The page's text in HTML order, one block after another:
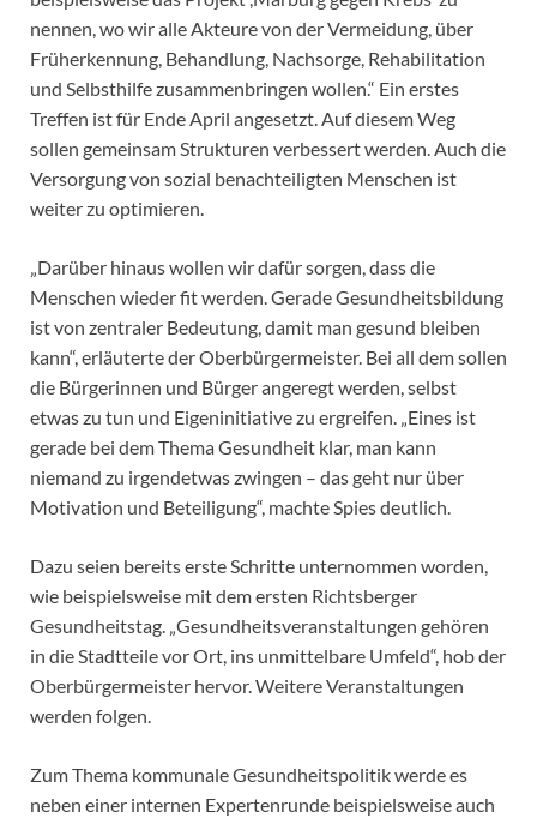
nennen, wo wir alle Akteure von der Vermeidung, über
Früherkennung, Behandlung, Nachsorge, Rehabilitation
und Selbsthilfe zusammenbringen wollen.“ Ein erstes
Treffen ist für Ende April angesetzt. Auf diesem Weg
sollen gemeinsam Strukturen verbessert werden. Auch die
Versorgung von sozial benachteiligten Menschen ist
weiter zu optimieren.
„Darüber hinaus wollen wir dafür sorgen, dass die
Menschen wieder fit werden. Gerade Gesundheitsbildung
ist von zentraler Bedeutung, damit man gesund bleiben
kann“, erläuterte der Oberbürgermeister. Bei all dem sollen
die Bürgerinnen und Bürger angeregt werden, selbst
etwas zu tun und Eigeninitiative zu ergreifen. „Eines ist
gerade bei dem Thema Gesundheit klar, man kann
niemand zu irgendetwas zwingen – das geht nur über
Motivation und Beteiligung“, machte Spies deutlich.
Dazu seien bereits erste Schritte unternommen worden,
wie beispielsweise mit dem ersten Richtsberger
Gesundheitstag. „Gesundheitsveranstaltungen gehören
in die Stadtteile vor Ort, ins unmittelbare Umfeld“, hob der
Oberbürgermeister hervor. Weitere Veranstaltungen
werden folgen.
Zum Thema kommunale Gesundheitspolitik werde es
neben einer internen Expertenrunde beispielsweise auch